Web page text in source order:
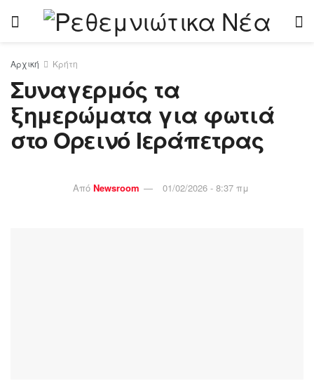
Αρχική Κρήτη
Συναγερμός τα
ξημερώματα για φωτιά
στο Ορεινό Ιεράπετρας
Από Newsroom 01/02/2026 - 8:37 πμ